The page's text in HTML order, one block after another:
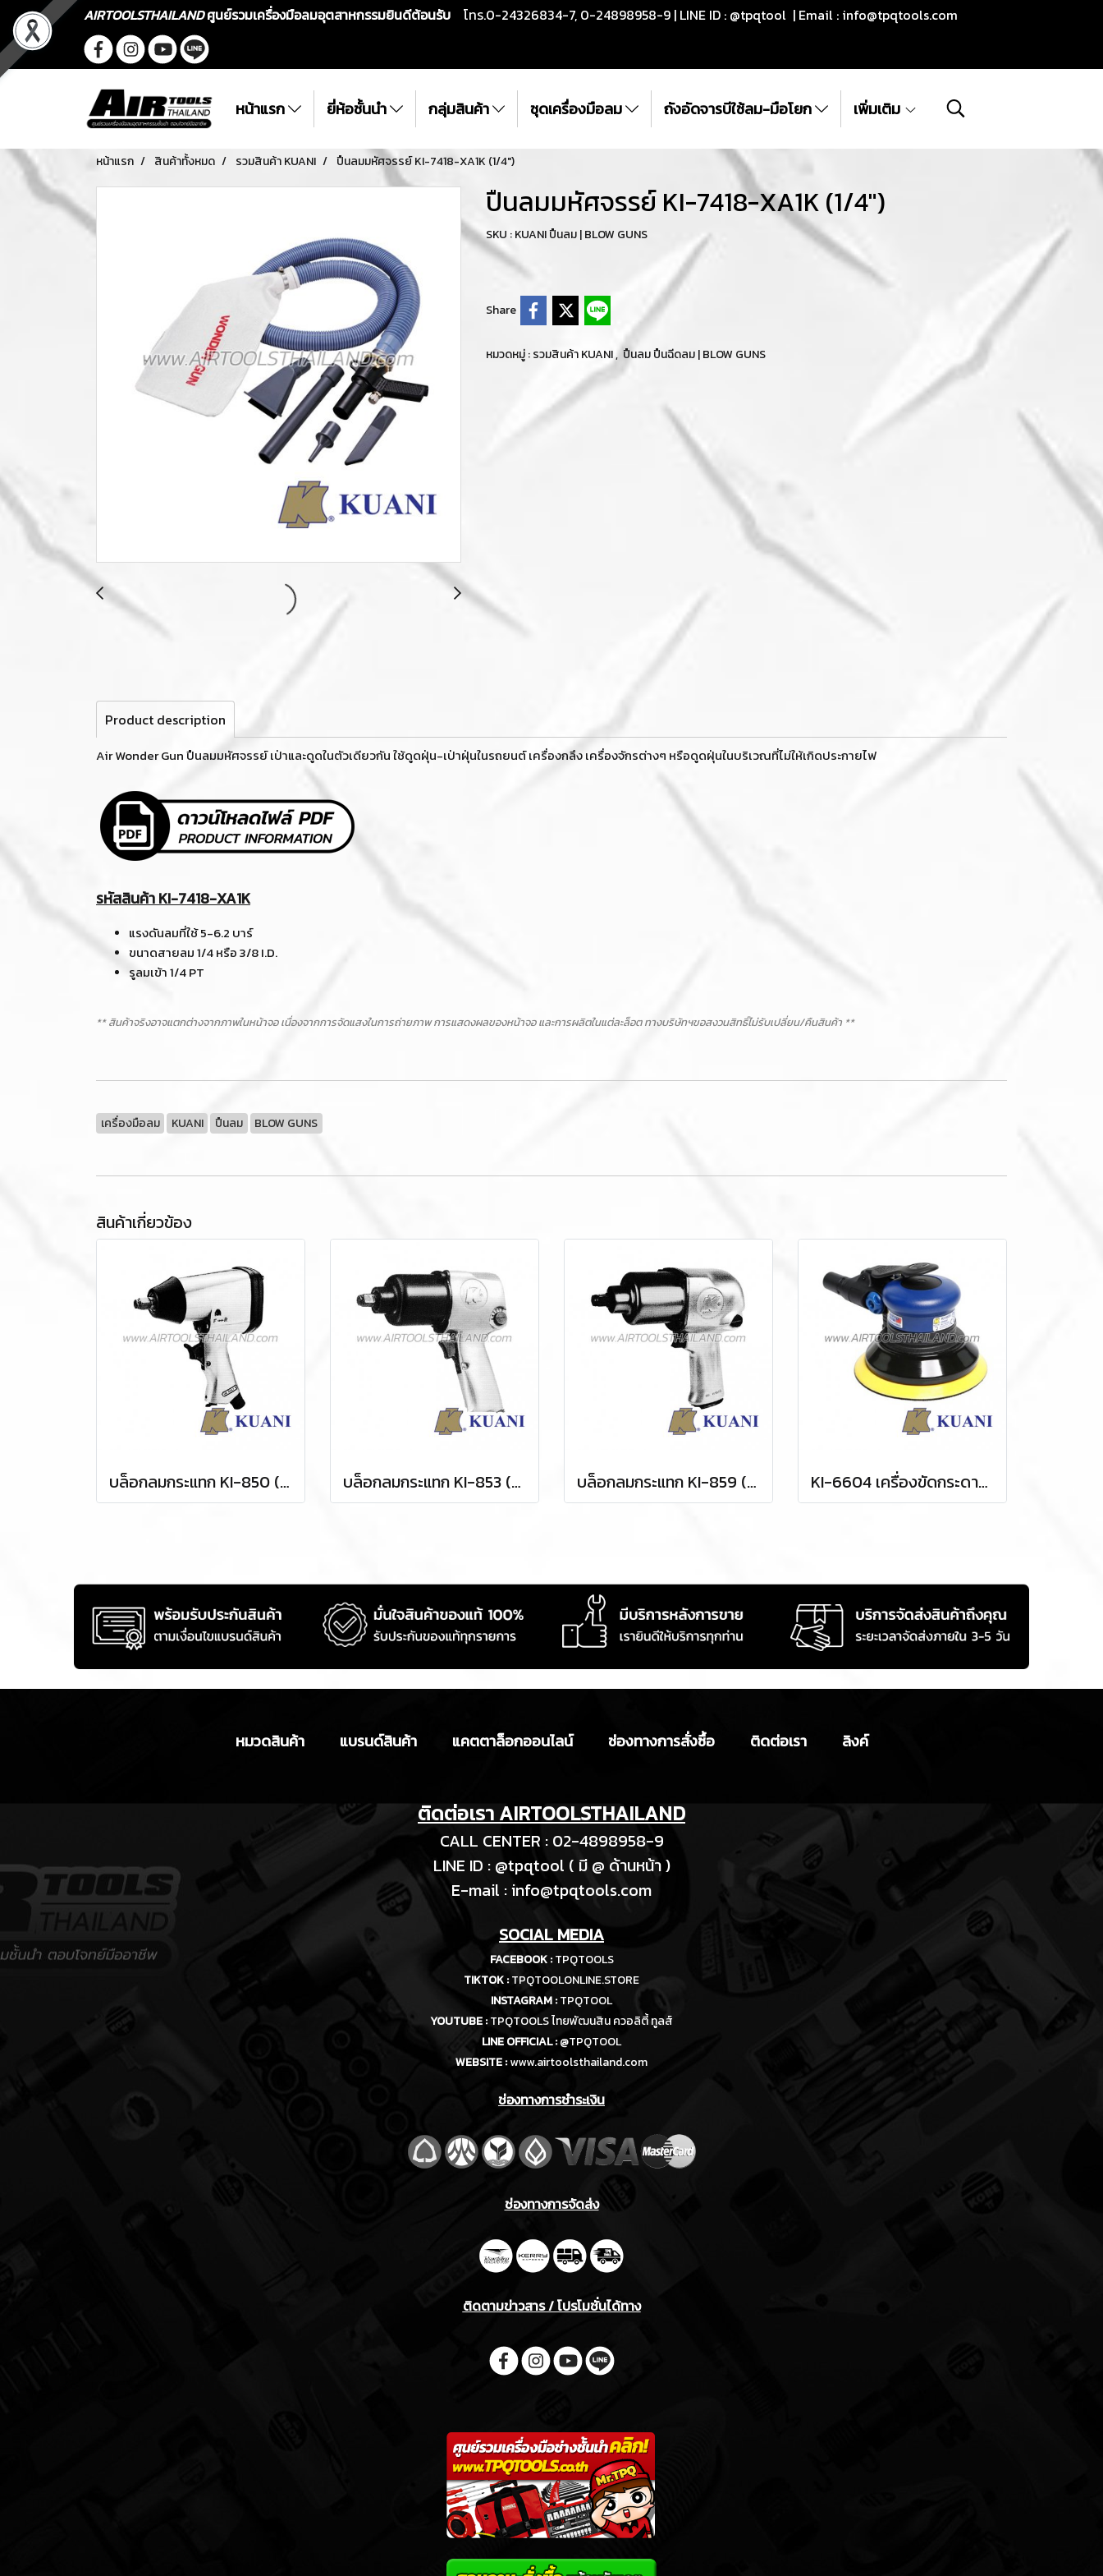
AIRTOOLSTHAILANDศูนย์รวมเครื่องมือลมอุตสาหกรรมยินดีต้อนรับ โทร.0-24326834-7, 0-24898958-9 | LINE ID : @tpqtool | Email : info@tpqtools.com
หน้าแรก ยี่ห้อชั้นนำ กลุ่มสินค้า ชุดเครื่องมือลม ถังอัดจารบีใช้ลม-มือโยก เพิ่มเติม
หน้าแรก สินค้าทั้งหมด รวมสินค้า KUANI ปืนลมมหัศจรรย์ KI-7418-XA1K (1/4")
ปืนลมมหัศจรรย์ KI-7418-XA1K (1/4")
SKU : KUANI ปืนลม | BLOW GUNS
Share
หมวดหมู่ :รวมสินค้า KUANI,ปืนลม ปืนฉีดลม | BLOW GUNS
Product description
Air Wonder Gun ปืนลมมหัศจรรย์ เป่าและดูดในตัวเดียวกัน ใช้ดูดฝุ่น-เป่าฝุ่นในรถยนต์ เครื่องกลึง เครื่องจักรต่างๆ หรือดูดฝุ่นในบริเวณที่ไม่ให้เกิดประกายไฟ
รหัสสินค้า KI-7418-XA1K
แรงดันลมที่ใช้ 5-6.2 บาร์
ขนาดสายลม 1/4 หรือ 3/8 I.D.
รูลมเข้า 1/4 PT
** สินค้าจริงอาจแตกต่างจากภาพในหน้าจอ เนื่องจากการจัดแสงในการถ่ายภาพ การแสดงผลของหน้าจอ และการผลิตในแต่ละล็อต ทางบริษัทฯขอสงวนสิทธิ์ไม่รับเปลี่ยน/คืนสินค้า **
เครื่องมือลม KUANI ปืนลม BLOW GUNS
สินค้าเกี่ยวข้อง
บล็อกลมกระแทก KI-850 (SQ.DR.1/2) บล็อกลมกระแทก KI-853 (SQ.DR.1/2) บล็อกลมกระแทก KI-859 (SQ.DR.1/2) KI-6604 เครื่องขัดกระดาษทรายลม 5 นิ้ว / 125 มม. ORBITAL
หมวดสินค้า แบรนด์สินค้า แคตตาล็อกออนไลน์ ช่องทางการสั่งซื้อ ติดต่อเรา ลิงค์
ติดต่อเรา AIRTOOLSTHAILAND
CALL CENTER : 02-4898958-9
LINE ID : @tpqtool ( มี @ ด้านหน้า )
E-mail :info@tpqtools.com
SOCIAL MEDIA
FACEBOOK : TPQTOOLS
TIKTOK :TPQTOOLONLINE.STORE
INSTAGRAM :TPQTOOL
YOUTUBE :TPQTOOLS ไทยพัฒนสิน ควอลิตี้ ทูลส์
LINE OFFICIAL :@TPQTOOL
WEBSITE :www.airtoolsthailand.com
ช่องทางการชำระเงิน
ช่องทางการจัดส่ง
ติดตามข่าวสาร / โปรโมชั่นได้ทาง